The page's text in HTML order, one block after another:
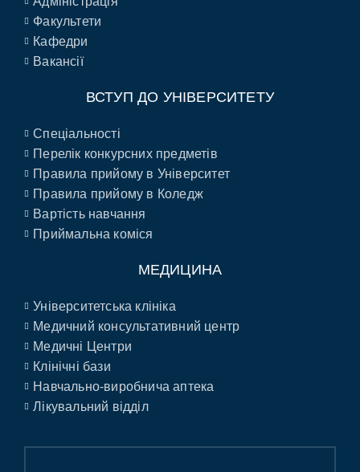
Факультети
Кафедри
Вакансії
ВСТУП ДО УНІВЕРСИТЕТУ
Спеціальності
Перелік конкурсних предметів
Правила прийому в Університет
Правила прийому в Коледж
Вартість навчання
Приймальна коміся
МЕДИЦИНА
Університетська клініка
Медичний консультативний центр
Медичні Центри
Клінічні бази
Навчально-виробнича аптека
Лікувальний відділ